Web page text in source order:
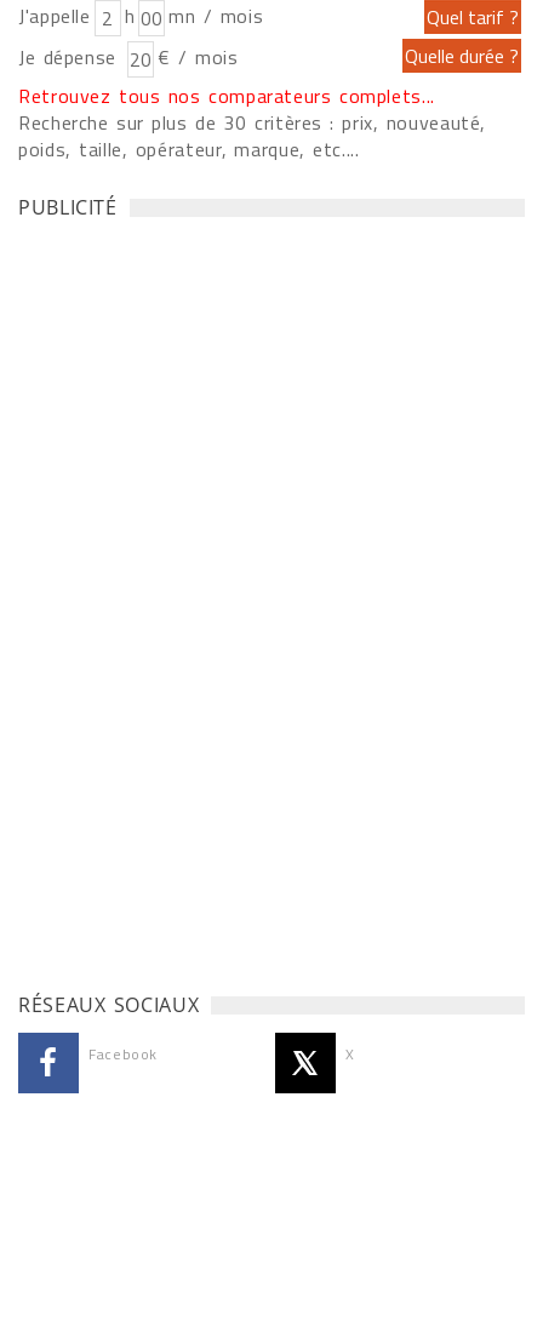
J'appelle h
mn / mois
Je dépense
€ / mois
Retrouvez tous nos comparateurs complets...
Recherche sur plus de 30 critères : prix, nouveauté,
poids, taille, opérateur, marque, etc....
PUBLICITÉ
RÉSEAUX SOCIAUX
Facebook X